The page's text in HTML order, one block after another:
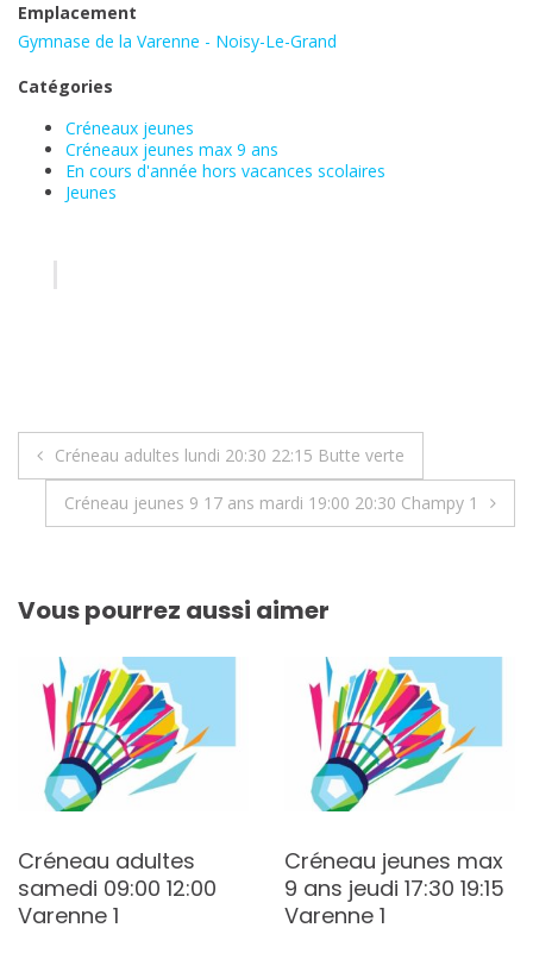
Emplacement
Gymnase de la Varenne - Noisy-Le-Grand
Catégories
Créneaux jeunes
Créneaux jeunes max 9 ans
En cours d'année hors vacances scolaires
Jeunes
Navigation
Créneau adultes lundi 20:30 22:15 Butte verte
Créneau jeunes 9 17 ans mardi 19:00 20:30 Champy 1
Vous pourrez aussi aimer
Créneau adultes
samedi 09:00 12:00
Varenne 1
Créneau jeunes max
9 ans jeudi 17:30 19:15
Varenne 1